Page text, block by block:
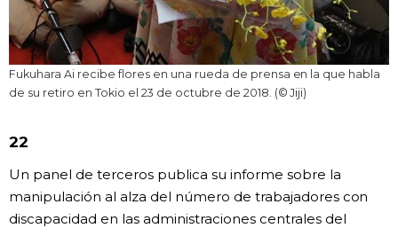
Fukuhara Ai recibe flores en una rueda de prensa en la que habla
de su retiro en Tokio el 23 de octubre de 2018. (© Jiji)
22
Un panel de terceros publica su informe sobre la
manipulación al alza del número de trabajadores con
discapacidad en las administraciones centrales del